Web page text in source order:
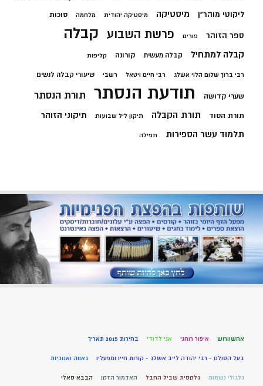
ליקוטי מוהר"ן מיסטיקה מיסטיקה יהודית מלחמה סוכות
ספר הזוהר פורים פרשת השבוע קבלה
קבלה למתחיל קבלה מעשית קורונה קליפות
רבי ברוך שלום הלוי אשלג רבי חיים ויטאל רשבי שיעורי קבלה לנשים
שערי קדושה תודעת הנסתר תורת הנסתר
תורת הסוד תורת הקבלה תיקון ליל שבועות תיקוני הזוהר
תלמוד עשר הספירות תפילה
אחשוורוש איפור רוחני אני לדודי בחירות 2015 תאריך
בעל הסולם - רבי יהודה לייב אשלג - קורות חייו ומפעליו גאווה ואנוכיות
גלגולי נשמות גלקסית שביל החבל האדמור הזקן הבבא סאלי